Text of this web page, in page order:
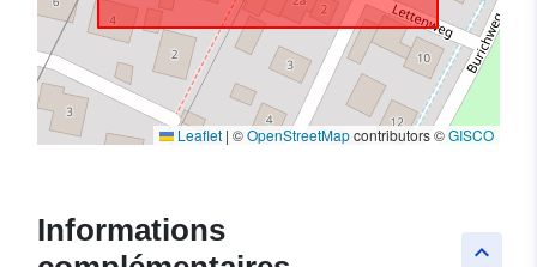
Leaflet | ©OpenStreetMapcontributors ©GISCO
keyboard_arrow_up
Informations